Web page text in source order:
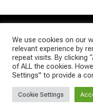
TERMS AND
© Emigrants Life
We use cookies on our
relevant experience by
repeat visits. By clicking
of ALL the cookies.
Settings" to provide a
Cookie Settings